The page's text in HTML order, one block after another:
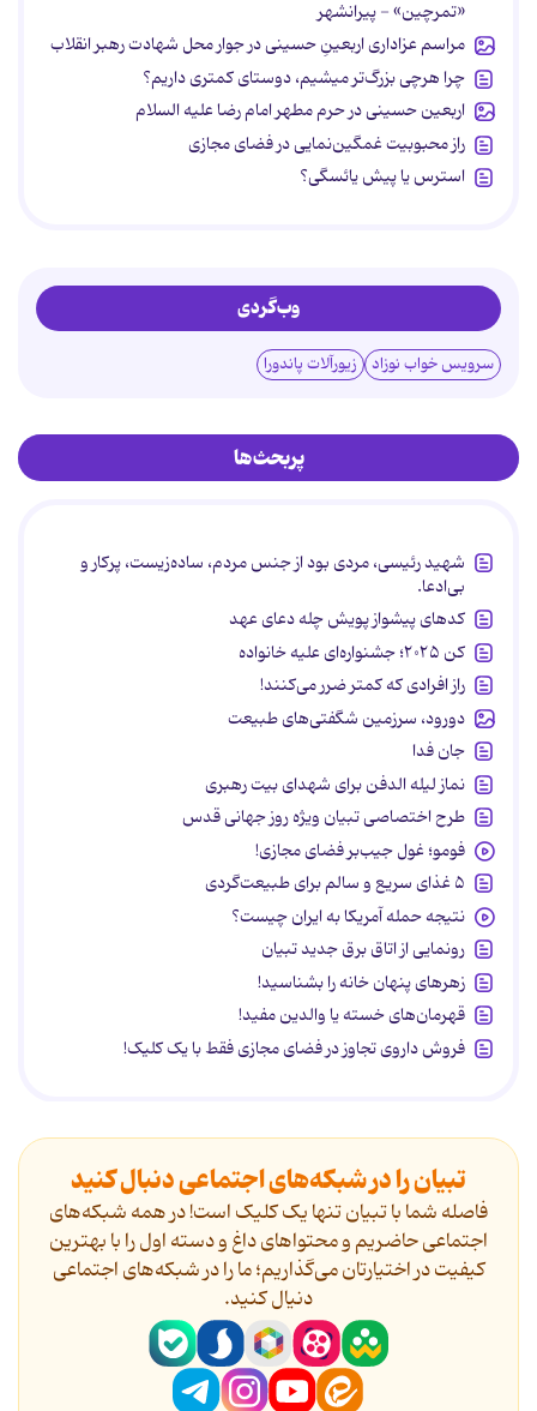
«تمرچین» - پیرانشهر
مراسم عزاداری اربعینِ حسینی در جوار محل شهادت رهبر انقلاب
چرا هرچی بزرگ‌تر میشیم، دوستای کمتری داریم؟
اربعین حسینی در حرم مطهر امام رضا علیه السلام
راز محبوبیت غمگین‌نمایی در فضای مجازی
استرس یا پیش یائسگی؟
وب‌گردی
سرویس خواب نوزاد زیورآلات پاندورا
پربحث‌ها
شهید رئیسی، مردی بود از جنس مردم، ساده‌زیست، پرکار و
بی‌ادعا.
کدهای پیشواز پویش چله دعای عهد
کن ۲۰۲۵؛ جشنواره‌ای علیه خانواده
راز افرادی که کمتر ضرر می‌کنند!
دورود، سرزمین شگفتی‌های طبیعت
جان فدا
نماز لیله الدفن برای شهدای بیت رهبری
طرح اختصاصی تبیان ویژه روز جهانی قدس
فومو؛ غول جیب‌بر فضای مجازی!
۵ غذای سریع و سالم برای طبیعت‌گردی
نتیجه حمله آمریکا به ایران چیست؟
رونمایی از اتاق برق جدید تبیان
زهرهای پنهان خانه را بشناسید!
قهرمان‌های خسته یا والدین مفید!
فروش داروی تجاوز در فضای مجازی فقط با یک کلیک!
تبیان را در شبکه‌های اجتماعی دنبال کنید
فاصله شما با تبیان تنها یک کلیک است! در همه شبکه‌های
اجتماعی حاضریم و محتواهای داغ و دسته اول را با بهترین
کیفیت در اختیارتان می‌گذاریم؛ ما را در شبکه‌های اجتماعی
دنیال کنید.